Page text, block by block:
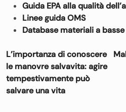
Guida EPA alla qualità
Linee guida OMS
Database materiali a
Navigazione
articoli
L’importanza di conoscere
le manovre salvavita: agire
tempestivamente può
salvare una vita